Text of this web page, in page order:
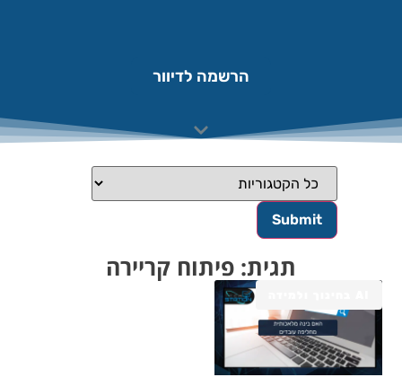
הרשמה לדיוור
תגית: פיתוח קריירה